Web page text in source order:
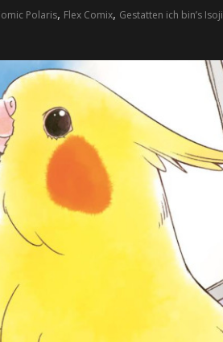
Polaris, Flex Comix, Gestatten ich bin’s Isoji